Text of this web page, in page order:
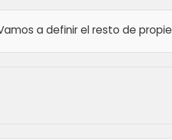
a definir el resto de